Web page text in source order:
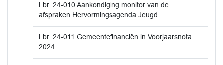
Lbr. 24-010 Aankondiging monitor van de
afspraken Hervormingsagenda Jeugd
Lbr. 24-011 Gemeentefinanciën in Voorjaarsnota
2024